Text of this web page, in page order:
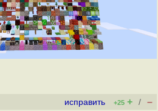
исправить +25 + / –